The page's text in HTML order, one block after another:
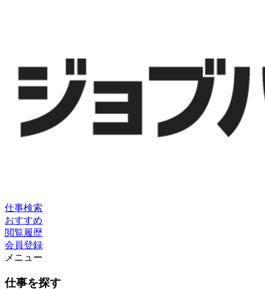
仕事検索
おすすめ
閲覧履歴
会員登録
メニュー
仕事を探す